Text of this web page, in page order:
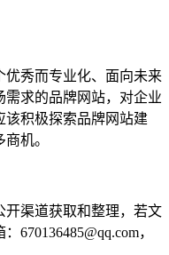
优秀而专业化、面向未来
需求的品牌网站，对企业
该积极探索品牌网站建
机。
开渠道获取和整理，若文
670136485@qq.com，